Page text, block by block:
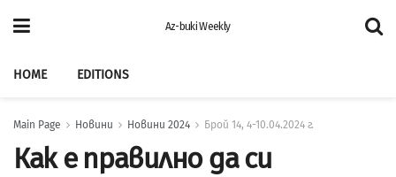
Az-buki Weekly
HOME EDITIONS
Main Page Новини Новини 2024 Брой 14, 4-10.04.2024 г.
Как е правилно да си